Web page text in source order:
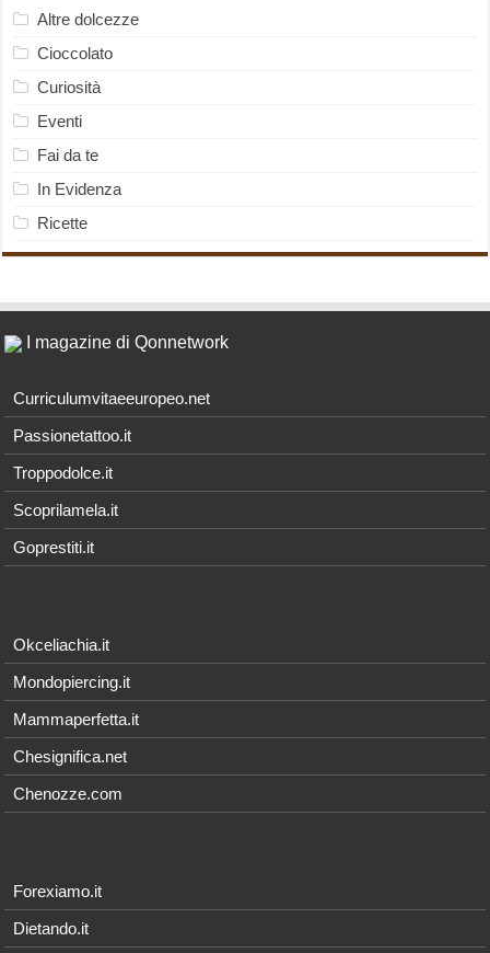
Altre dolcezze
Cioccolato
Curiosità
Eventi
Fai da te
In Evidenza
Ricette
I magazine di Qonnetwork
Curriculumvitaeeuropeo.net
Passionetattoo.it
Troppodolce.it
Scoprilamela.it
Goprestiti.it
Okceliachia.it
Mondopiercing.it
Mammaperfetta.it
Chesignifica.net
Chenozze.com
Forexiamo.it
Dietando.it